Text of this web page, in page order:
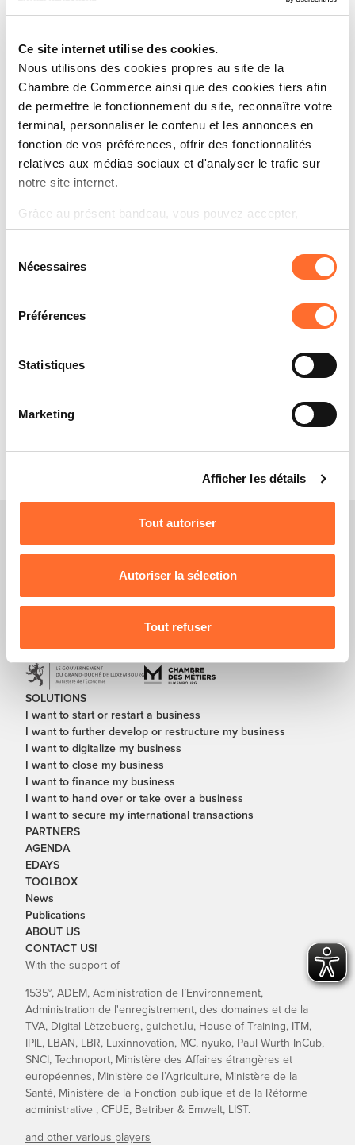
Ce site internet utilise des cookies.
Nous utilisons des cookies propres au site de la
Chambre de Commerce ainsi que des cookies tiers afin
de permettre le fonctionnement du site, reconnaître votre
terminal, personnaliser le contenu et les annonces en
fonction de vos préférences, offrir des fonctionnalités
relatives aux médias sociaux et d'analyser le trafic sur
notre site internet.
Grâce au présent bandeau, vous pouvez accepter,
refuser ou configurer les cookies selon vos préférences,
à l’exception des cookies strictement nécessaires au
fonctionnement du site. Une description des différents
dessus.
fonctionnalités (ex : lecture de vidéos, partage sur les
réseaux sociaux, sauvegarde des préférences de lecture
être affectées en cas de refus de tous les cookies ou des
consentement à tout moment en cliquant sur l’icône
flottante en bas à gauche de chaque page.
nous utilisons lescookies et sommes amenés à traiter
vos données personnelles, vous pouvez consulter notre
protection des données personnelles
Nécessaires
Préférences
Statistiques
Marketing
Afficher les détails
Tout autoriser
Autoriser la sélection
Tout refuser
T. (+352) 621 520 330
www.businessmentoring.lu
SOLUTIONS
I want to start or restart a business
I want to further develop or restructure my business
I want to digitalize my business
I want to close my business
I want to finance my business
I want to hand over or take over a business
I want to secure my international transactions
PARTNERS
AGENDA
EDAYS
TOOLBOX
News
Publications
ABOUT US
CONTACT US!
With the support of
1535°, ADEM, Administration de l’Environnement,
Administration de l'enregistrement, des domaines et de la
TVA, Digital Lëtzebuerg, guichet.lu, House of Training, ITM,
IPIL, LBAN, LBR, Luxinnovation, MC, nyuko, Paul Wurth InCub,
SNCI, Technoport, Ministère des Affaires étrangères et
européennes, Ministère de l’Agriculture, Ministère de la
Santé, Ministère de la Fonction publique et de la Réforme
administrative , CFUE, Betriber & Emwelt, LIST.
and other various players